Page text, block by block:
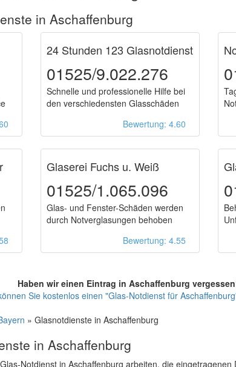
in Aschaffenburg
24 Stunden 123 Glasnotdienst
01525/9.022.276
Schnelle und professionelle Hilfe bei
den verschiedensten Glasschäden
Bewertung: 4.60
Glaserei Fuchs u. Weiß
01525/1.065.096
Glas- und Fenster-Schäden werden
durch Notverglasungen behoben
Bewertung: 4.55
Haben wir einen Eintrag in Aschaffenburg
Sie kostenlos einen "Glas-Notdienst für
» Glasnotdienste in Aschaffenburg
in Aschaffenburg
Notdienst in Aschaffenburg arbeiten, die